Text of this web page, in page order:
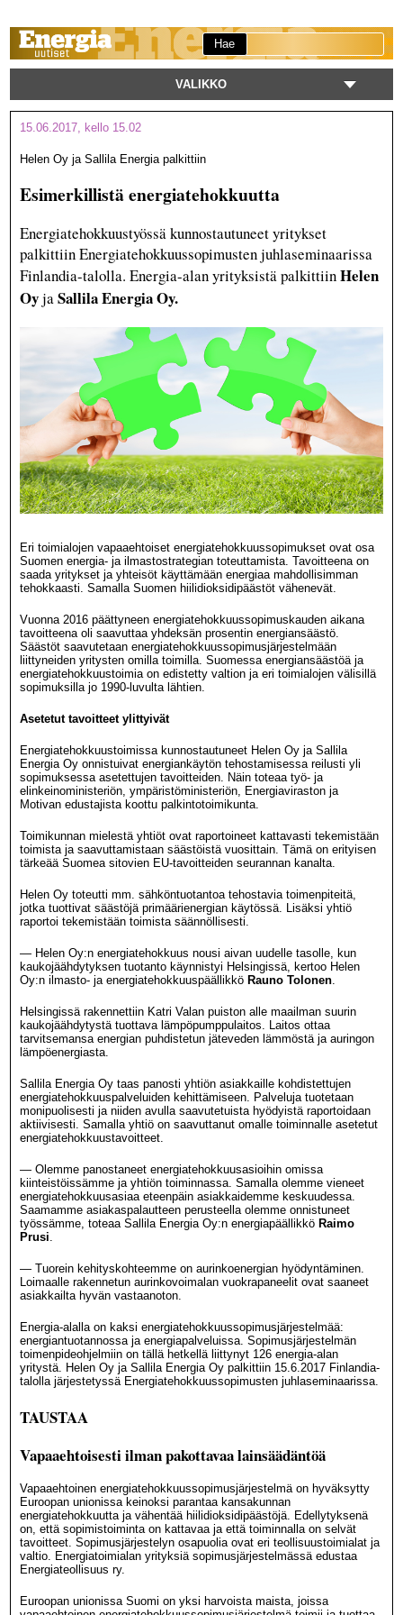
Hae
VALIKKO
15.06.2017, kello 15.02
Helen Oy ja Sallila Energia palkittiin
Esimerkillistä energiatehokkuutta
Energiatehokkuustyössä kunnostautuneet yritykset
palkittiin Energiatehokkuussopimusten juhlaseminaarissa
Finlandia-talolla. Energia-alan yrityksistä palkittiinHelen
OyjaSallila Energia Oy.
Eri toimialojen vapaaehtoiset energiatehokkuussopimukset ovat osa
Suomen energia- ja ilmastostrategian toteuttamista. Tavoitteena on
saada yritykset ja yhteisöt käyttämään energiaa mahdollisimman
tehokkaasti. Samalla Suomen hiilidioksidipäästöt vähenevät.
Vuonna 2016 päättyneen energiatehokkuussopimuskauden aikana
tavoitteena oli saavuttaa yhdeksän prosentin energiansäästö.
Säästöt saavutetaan energiatehokkuussopimusjärjestelmään
liittyneiden yritysten omilla toimilla. Suomessa energiansäästöä ja
energiatehokkuustoimia on edistetty valtion ja eri toimialojen välisillä
sopimuksilla jo 1990-luvulta lähtien.
Asetetut tavoitteet ylittyivät
Energiatehokkuustoimissa kunnostautuneet Helen Oy ja Sallila
Energia Oy onnistuivat energiankäytön tehostamisessa reilusti yli
sopimuksessa asetettujen tavoitteiden. Näin toteaa työ- ja
elinkeinoministeriön, ympäristöministeriön, Energiaviraston ja
Motivan edustajista koottu palkintotoimikunta.
Toimikunnan mielestä yhtiöt ovat raportoineet kattavasti tekemistään
toimista ja saavuttamistaan säästöistä vuosittain. Tämä on erityisen
tärkeää Suomea sitovien EU-tavoitteiden seurannan kanalta.
Helen Oy toteutti mm. sähköntuotantoa tehostavia toimenpiteitä,
jotka tuottivat säästöjä primäärienergian käytössä. Lisäksi yhtiö
raportoi tekemistään toimista säännöllisesti.
— Helen Oy:n energiatehokkuus nousi aivan uudelle tasolle, kun
kaukojäähdytyksen tuotanto käynnistyi Helsingissä, kertoo Helen
Oy:n ilmasto- ja energiatehokkuuspäällikkö Rauno Tolonen.
Helsingissä rakennettiin Katri Valan puiston alle maailman suurin
kaukojäähdytystä tuottava lämpöpumppulaitos. Laitos ottaa
tarvitsemansa energian puhdistetun jäteveden lämmöstä ja auringon
lämpöenergiasta.
Sallila Energia Oy taas panosti yhtiön asiakkaille kohdistettujen
energiatehokkuuspalveluiden kehittämiseen. Palveluja tuotetaan
monipuolisesti ja niiden avulla saavutetuista hyödyistä raportoidaan
aktiivisesti. Samalla yhtiö on saavuttanut omalle toiminnalle asetetut
energiatehokkuustavoitteet.
— Olemme panostaneet energiatehokkuusasioihin omissa
kiinteistöissämme ja yhtiön toiminnassa. Samalla olemme vieneet
energiatehokkuusasiaa eteenpäin asiakkaidemme keskuudessa.
Saamamme asiakaspalautteen perusteella olemme onnistuneet
työssämme, toteaa Sallila Energia Oy:n energiapäällikkö Raimo
Prusi.
— Tuorein kehityskohteemme on aurinkoenergian hyödyntäminen.
Loimaalle rakennetun aurinkovoimalan vuokrapaneelit ovat saaneet
asiakkailta hyvän vastaanoton.
Energia-alalla on kaksi energiatehokkuussopimusjärjestelmää:
energiantuotannossa ja energiapalveluissa. Sopimusjärjestelmän
toimenpideohjelmiin on tällä hetkellä liittynyt 126 energia-alan
yritystä. Helen Oy ja Sallila Energia Oy palkittiin 15.6.2017 Finlandia-
talolla järjestetyssä Energiatehokkuussopimusten juhlaseminaarissa.
TAUSTAA
Vapaaehtoisesti ilman pakottavaa lainsäädäntöä
Vapaaehtoinen energiatehokkuussopimusjärjestelmä on hyväksytty
Euroopan unionissa keinoksi parantaa kansakunnan
energiatehokkuutta ja vähentää hiilidioksidipäästöjä. Edellytyksenä
on, että sopimistoiminta on kattavaa ja että toiminnalla on selvät
tavoitteet. Sopimusjärjestelyn osapuolia ovat eri teollisuustoimialat ja
valtio. Energiatoimialan yrityksiä sopimusjärjestelmässä edustaa
Energiateollisuus ry.
Euroopan unionissa Suomi on yksi harvoista maista, joissa